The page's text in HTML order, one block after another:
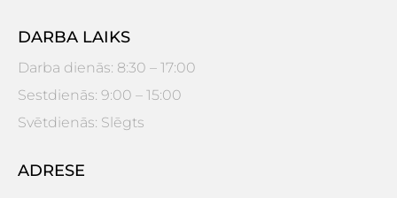
DARBA LAIKS
Darba dienās: 8:30 – 17:00
Sestdienās: 9:00 – 15:00
Svētdienās: Slēgts
ADRESE